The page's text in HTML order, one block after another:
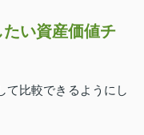
い資産価値チ
て比較できるようにし